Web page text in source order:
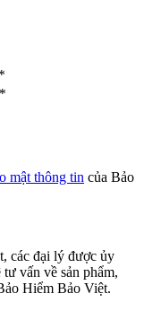
*
mật thông tin của Bảo
các đại lý được ủy
vấn về sản phẩm,
Hiểm Bảo Việt​.